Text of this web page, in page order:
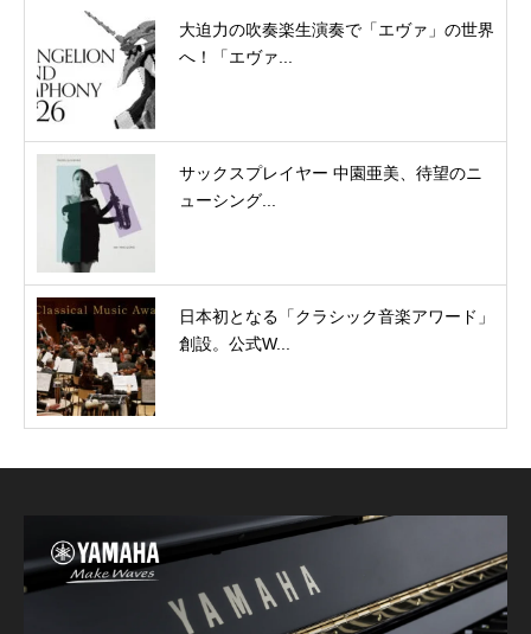
大迫力の吹奏楽生演奏で「エヴァ」の世界
へ！「エヴァ...
サックスプレイヤー 中園亜美、待望のニ
ューシング...
日本初となる「クラシック音楽アワード」
創設。公式W...